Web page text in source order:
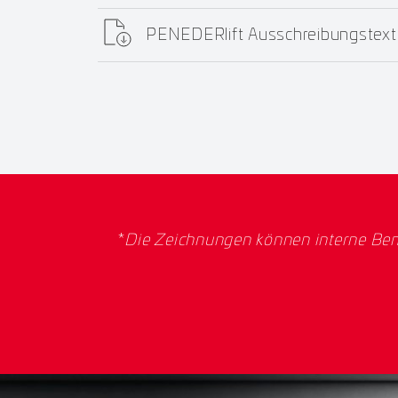
PENEDERlift
*Die Zeichnungen können interne